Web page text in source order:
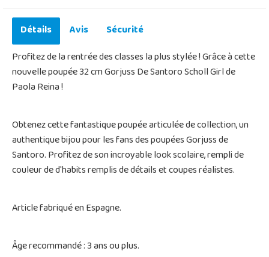
Détails Avis
Sécurité
Profitez de la rentrée des classes la plus stylée ! Grâce à cette
nouvelle poupée 32 cm Gorjuss De Santoro Scholl Girl de
Paola Reina !
Obtenez cette fantastique poupée articulée de collection, un
authentique bijou pour les fans des poupées Gorjuss de
Santoro. Profitez de son incroyable look scolaire, rempli de
couleur de d'habits remplis de détails et coupes réalistes.
Article fabriqué en Espagne.
Âge recommandé : 3 ans ou plus.